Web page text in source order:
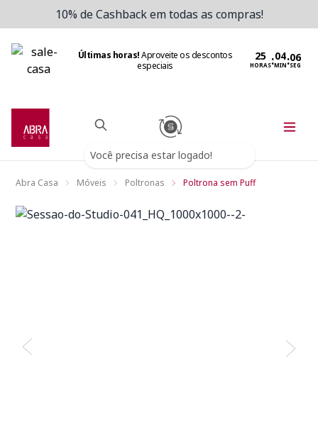
10% de Cashback em todas as compras!
Últimas horas!Aproveite os descontos
especiais
HORAS:MIN:SEG
Você precisa estar logado!
Abra Casa Móveis Poltronas Poltrona sem Puff